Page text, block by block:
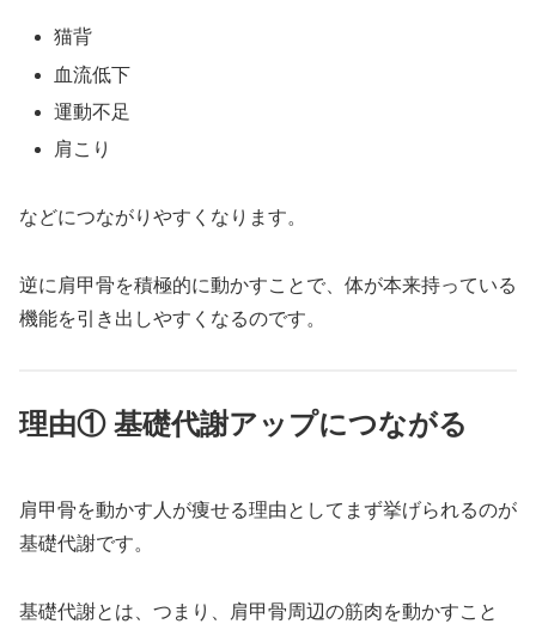
猫背
血流低下
運動不足
肩こり
などにつながりやすくなります。
逆に肩甲骨を積極的に動かすことで、体が本来持っている
機能を引き出しやすくなるのです。
理由① 基礎代謝アップにつながる
肩甲骨を動かす人が痩せる理由としてまず挙げられるのが
基礎代謝です。
基礎代謝とは、つまり、肩甲骨周辺の筋肉を動かすこと